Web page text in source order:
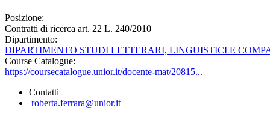
Posizione:
Contratti di ricerca art. 22 L. 240/2010
Dipartimento:
DIPARTIMENTO STUDI LETTERARI, LINGUISTICI E
Course Catalogue:
https://coursecatalogue.unior.it/docente-mat/20815...
Contatti
roberta.ferrara@unior.it